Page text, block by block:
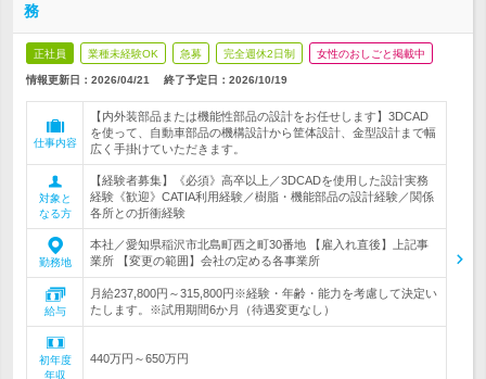
務
正社員 業種未経験OK 急募 完全週休2日制 女性のおしごと掲載中
情報更新日：2026/04/21 終了予定日： 2026/10/19
仕事内容
【内外装部品または機能性部品の設計をお任せします】3DCAD
を使って、自動車部品の機構設計から筐体設計、金型設計まで幅
広く手掛けていただきます。
対象と
なる方
【経験者募集】《必須》高卒以上／3DCADを使用した設計実務
経験《歓迎》CATIA利用経験／樹脂・機能部品の設計経験／関係
各所との折衝経験
勤務地
本社／愛知県稲沢市北島町西之町30番地 【雇入れ直後】上記事
業所 【変更の範囲】会社の定める各事業所
給与
月給237,800円～315,800円※経験・年齢・能力を考慮して決定い
たします。※試用期間6か月（待遇変更なし）
初年度
年収
440万円～650万円